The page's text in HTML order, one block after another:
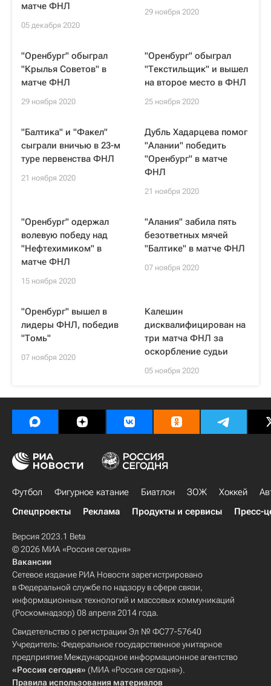
матче ФНЛ
05 декабря 2020
29 ноября 2020
"Оренбург" обыграл
"Крылья Советов" в
матче ФНЛ
29 ноября 2020
"Оренбург" обыграл
"Текстильщик" и вышел
на второе место в ФНЛ
25 ноября 2020
"Балтика" и "Факел"
сыграли вничью в 23-м
туре первенства ФНЛ
21 ноября 2020
Дубль Хадарцева помог
"Алании" победить
"Оренбург" в матче
ФНЛ
21 ноября 2020
"Оренбург" одержал
волевую победу над
"Нефтехимиком" в
матче ФНЛ
15 ноября 2020
"Алания" забила пять
безответных мячей
"Балтике" в матче ФНЛ
07 ноября 2020
"Оренбург" вышел в
лидеры ФНЛ, победив
"Томь"
07 ноября 2020
Калешин
дисквалифицирован на
три матча ФНЛ за
оскорбление судьи
05 ноября 2020
Футбол Фигурное катание Биатлон ЗОЖ Хоккей
Спецпроекты
Реклама Продукты и сервисы Пресс-
Версия 2023.1 Beta
© 2026 МИА «Россия сегодня»
Вакансии
Сетевое издание РИА Новости зарегистрировано
в Федеральной службе по надзору в сфере связи,
информационных технологий и массовых коммуникаций
(Роскомнадзор) 08 апреля 2014 года.
Свидетельство о регистрации Эл № ФС77-57640
Учредитель: Федеральное государственное унитарное
предприятие Международное информационное агентство
«Россия сегодня» (МИА «Россия сегодня»).
Правила использования материалов